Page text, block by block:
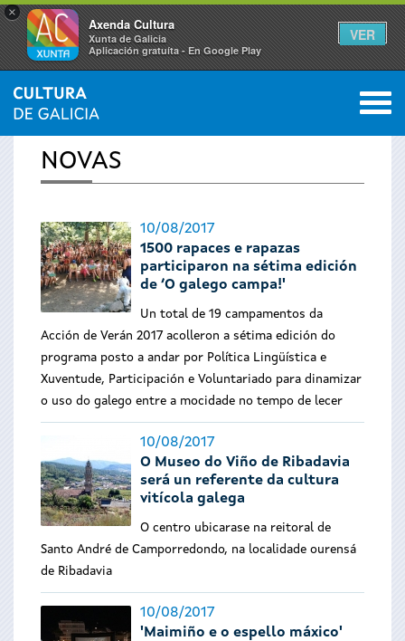
×
Axenda Cultura
Xunta de Galicia
Aplicación gratuíta - En Google Play
VER
Vostede
está
aquí
INICIO › ACTUALIDADE 0
NOVAS
10/08/2017
1500 rapaces e rapazas
participaron na sétima edición
de ‘O galego campa!'
Un total de 19 campamentos da
Acción de Verán 2017 acolleron a sétima edición do
programa posto a andar por Política Lingüística e
Xuventude, Participación e Voluntariado para dinamizar
o uso do galego entre a mocidade no tempo de lecer
10/08/2017
O Museo do Viño de Ribadavia
será un referente da cultura
vitícola galega
O centro ubicarase na reitoral de
Santo André de Camporredondo, na localidade ourensá
de Ribadavia
10/08/2017
'Maimiño e o espello máxico'